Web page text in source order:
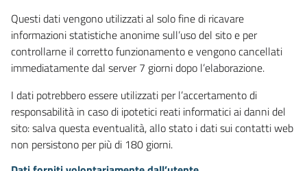
Questi dati vengono utilizzati al solo fine di ricavare
informazioni statistiche anonime sull’uso del sito e per
controllarne il corretto funzionamento e vengono cancellati
immediatamente dal server 7 giorni dopo l’elaborazione.
I dati potrebbero essere utilizzati per l’accertamento di
responsabilità in caso di ipotetici reati informatici ai danni del
sito: salva questa eventualità, allo stato i dati sui contatti web
non persistono per più di 180 giorni.